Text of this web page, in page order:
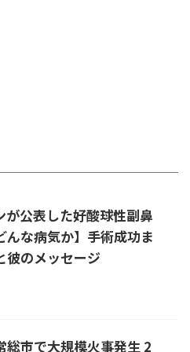
が公表した好酸球性副鼻
んな病気か】手術成功ま
彼のメッセージ
総市で大規模火事発生 2